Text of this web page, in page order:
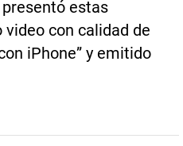
estas
video con calidad de
iPhone” y emitido